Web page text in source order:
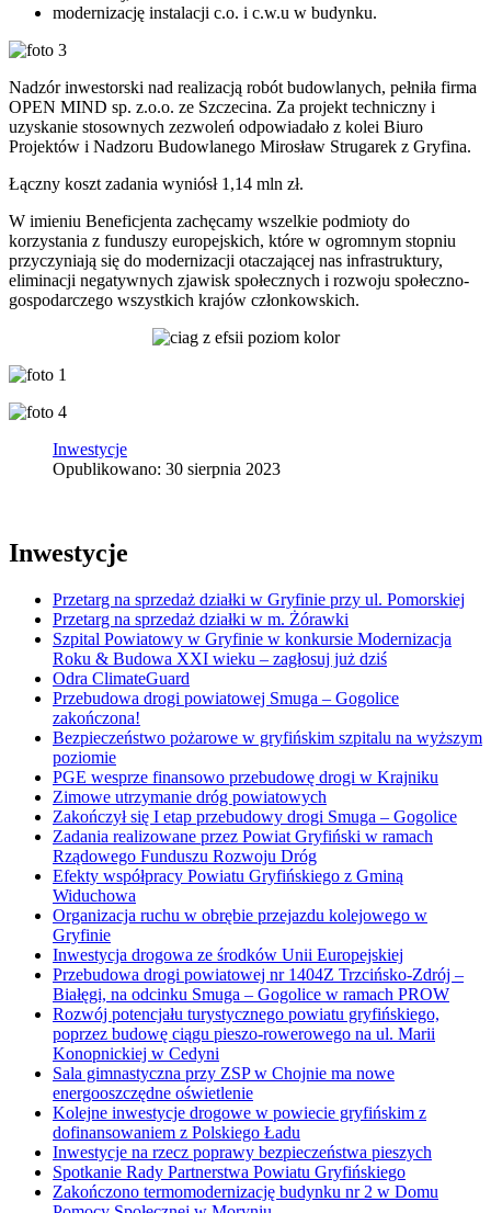
modernizację instalacji c.o. i c.w.u w budynku.
Nadzór inwestorski nad realizacją robót budowlanych, pełniła firma
OPEN MIND sp. z.o.o. ze Szczecina. Za projekt techniczny i
uzyskanie stosownych zezwoleń odpowiadało z kolei Biuro
Projektów i Nadzoru Budowlanego Mirosław Strugarek z Gryfina.
Łączny koszt zadania wyniósł 1,14 mln zł.
W imieniu Beneficjenta zachęcamy wszelkie podmioty do
korzystania z funduszy europejskich, które w ogromnym stopniu
przyczyniają się do modernizacji otaczającej nas infrastruktury,
eliminacji negatywnych zjawisk społecznych i rozwoju społeczno-
gospodarczego wszystkich krajów członkowskich.
Inwestycje
Opublikowano: 30 sierpnia 2023
Inwestycje
Przetarg na sprzedaż działki w Gryfinie przy ul. Pomorskiej
Przetarg na sprzedaż działki w m. Żórawki
Szpital Powiatowy w Gryfinie w konkursie Modernizacja
Roku & Budowa XXI wieku – zagłosuj już dziś
Odra ClimateGuard
Przebudowa drogi powiatowej Smuga – Gogolice
zakończona!
Bezpieczeństwo pożarowe w gryfińskim szpitalu na wyższym
poziomie
PGE wesprze finansowo przebudowę drogi w Krajniku
Zimowe utrzymanie dróg powiatowych
Zakończył się I etap przebudowy drogi Smuga – Gogolice
Zadania realizowane przez Powiat Gryfiński w ramach
Rządowego Funduszu Rozwoju Dróg
Efekty współpracy Powiatu Gryfińskiego z Gminą
Widuchowa
Organizacja ruchu w obrębie przejazdu kolejowego w
Gryfinie
Inwestycja drogowa ze środków Unii Europejskiej
Przebudowa drogi powiatowej nr 1404Z Trzcińsko-Zdrój –
Białęgi, na odcinku Smuga – Gogolice w ramach PROW
Rozwój potencjału turystycznego powiatu gryfińskiego,
poprzez budowę ciągu pieszo-rowerowego na ul. Marii
Konopnickiej w Cedyni
Sala gimnastyczna przy ZSP w Chojnie ma nowe
energooszczędne oświetlenie
Kolejne inwestycje drogowe w powiecie gryfińskim z
dofinansowaniem z Polskiego Ładu
Inwestycje na rzecz poprawy bezpieczeństwa pieszych
Spotkanie Rady Partnerstwa Powiatu Gryfińskiego
Zakończono termomodernizację budynku nr 2 w Domu